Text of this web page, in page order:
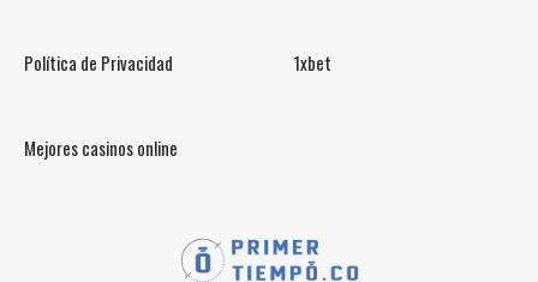
Política de Privacidad 1xbet
Mejores casinos online